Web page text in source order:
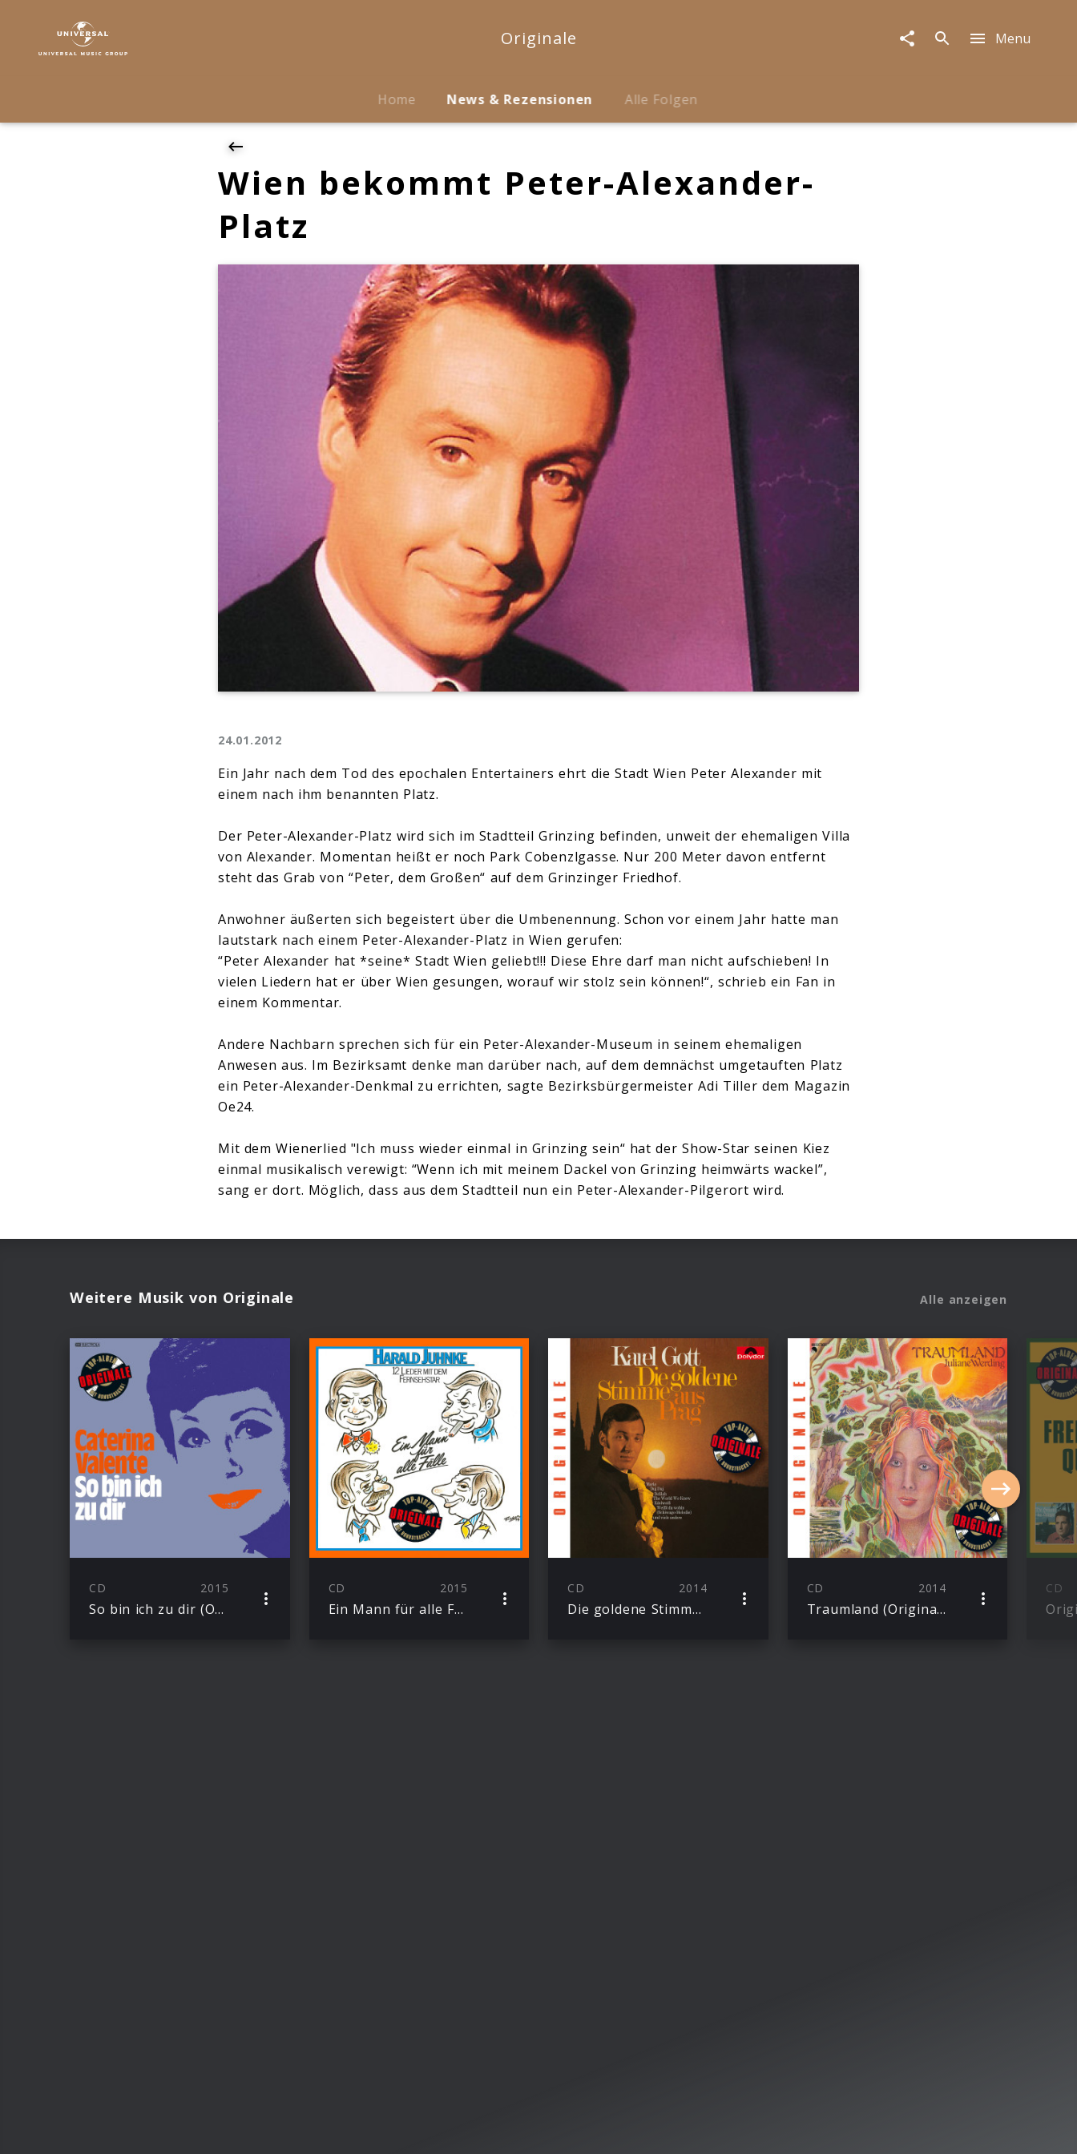
Peter-
Originale Menu
Home News & Rezensionen Alle Folgen
Wien bekommt Peter-Alexander-
Platz
24.01.2012
Ein Jahr nach dem Tod des epochalen Entertainers ehrt die Stadt Wien Peter Alexander mit
einem nach ihm benannten Platz.
Der Peter-Alexander-Platz wird sich im Stadtteil Grinzing befinden, unweit der ehemaligen Villa
von Alexander. Momentan heißt er noch Park Cobenzlgasse. Nur 200 Meter davon entfernt
steht das Grab von “Peter, dem Großen“ auf dem Grinzinger Friedhof.
Anwohner äußerten sich begeistert über die Umbenennung. Schon vor einem Jahr hatte man
lautstark nach einem Peter-Alexander-Platz in Wien gerufen:
“Peter Alexander hat *seine* Stadt Wien geliebt!!! Diese Ehre darf man nicht aufschieben! In
vielen Liedern hat er über Wien gesungen, worauf wir stolz sein können!“, schrieb ein Fan in
einem Kommentar.
Andere Nachbarn sprechen sich für ein Peter-Alexander-Museum in seinem ehemaligen
Anwesen aus. Im Bezirksamt denke man darüber nach, auf dem demnächst umgetauften Platz
ein Peter-Alexander-Denkmal zu errichten, sagte Bezirksbürgermeister Adi Tiller dem Magazin
Oe24.
Mit dem Wienerlied "Ich muss wieder einmal in Grinzing sein“ hat der Show-Star seinen Kiez
einmal musikalisch verewigt: “Wenn ich mit meinem Dackel von Grinzing heimwärts wackel”,
sang er dort. Möglich, dass aus dem Stadtteil nun ein Peter-Alexander-Pilgerort wird.
Weitere Musik von Originale Alle anzeigen
CD 2015
So bin ich zu dir (Originale)
CD 2015
Ein Mann für alle Fälle (Originale)
CD 2014
Die goldene Stimme aus Prag (Originale)
CD 2014
Traumland (Originale)
CD